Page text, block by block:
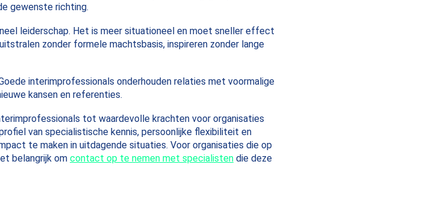
gewenste richting.
leiderschap. Het is meer situationeel en moet sneller effect
zonder formele machtsbasis, inspireren zonder lange
interimprofessionals onderhouden relaties met voormalige
kansen en referenties.
tot waardevolle krachten voor organisaties
van specialistische kennis, persoonlijke flexibiliteit en
te maken in uitdagende situaties. Voor organisaties die op
belangrijk om contact op te nemen met specialisten die deze